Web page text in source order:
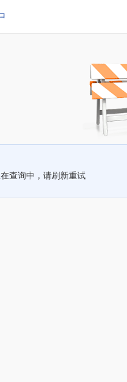
查询中，请刷新重试